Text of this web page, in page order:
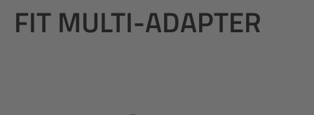
FIT MULTI-ADAPTER